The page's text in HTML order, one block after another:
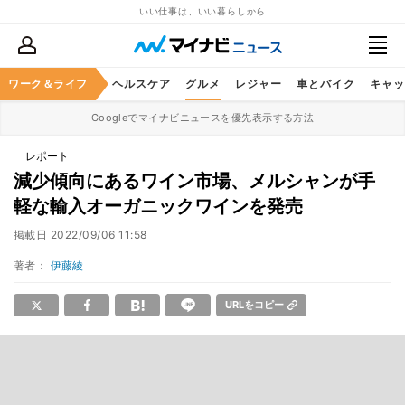
いい仕事は、いい暮らしから
ワーク＆ライフ
マネー 暮らし ヘルスケア グルメ レジャー 車とバイク キャ
Googleでマイナビニュースを優先表示する方法
レポート
減少傾向にあるワイン市場、メルシャンが手
軽な輸入オーガニックワインを発売
掲載日 2022/09/06 11:58
著者： 伊藤綾
URLをコピー